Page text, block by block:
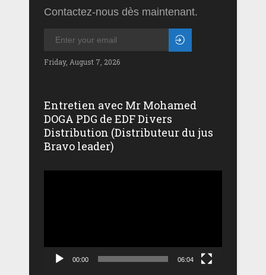
Contactez-nous dès maintenant.
Friday, August 7, 2026
Entretien avec Mr Mohamed
DOGA PDG de EDF Divers
Distribution (Distributeur du jus
Bravo leader)
00:00 06:04